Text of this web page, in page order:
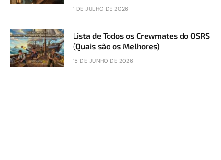
1 DE JULHO DE 2026
Lista de Todos os Crewmates do OSRS
(Quais são os Melhores)
15 DE JUNHO DE 2026